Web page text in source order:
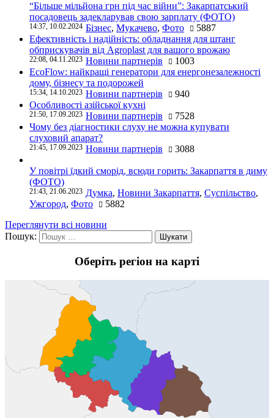
“Більше мільйона грн під час війни”: Закарпатський
посадовець задекларував свою зарплату (ФОТО)
14:37, 10.02.2024 Бізнес, Мукачево, Фото
5887
Ефективність і надійність: обладнання для штанг
обприскувачів від Agroplast для вашого врожаю
22:08, 04.11.2023 Новини партнерів
1003
EcoFlow: найкращі генератори для енергонезалежності
дому, бізнесу та подорожей
15:34, 14.10.2023 Новини партнерів
940
Особливості азійської кухні
21:50, 17.09.2023 Новини партнерів
7528
Чому без діагностики слуху не можна купувати
слуховий апарат?
21:45, 17.09.2023 Новини партнерів 3088
У повітрі їдкий сморід, всюди горить: Закарпаття в диму
(ФОТО)
21:43, 21.06.2023 Думка, Новини Закарпаття, Суспільство,
Ужгород, Фото
5882
Переглянути всі новини
Пошук:
Оберіть регіон на карті